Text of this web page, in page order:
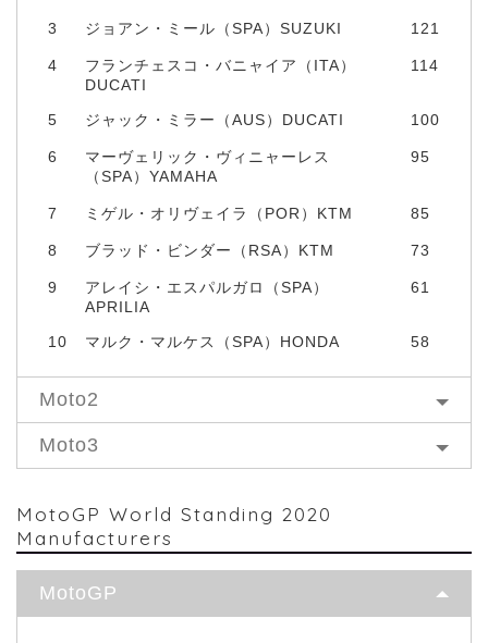
3 ジョアン・ミール（SPA）SUZUKI 121
4
フランチェスコ・バニャイア（ITA）
DUCATI
114
5 ジャック・ミラー（AUS）DUCATI 100
6
マーヴェリック・ヴィニャーレス
（SPA）YAMAHA
95
7 ミゲル・オリヴェイラ（POR）KTM 85
8 ブラッド・ビンダー（RSA）KTM 73
9
アレイシ・エスパルガロ（SPA）
APRILIA
61
10 マルク・マルケス（SPA）HONDA 58
Moto2
Moto3
MotoGP World Standing 2020
Manufacturers
MotoGP